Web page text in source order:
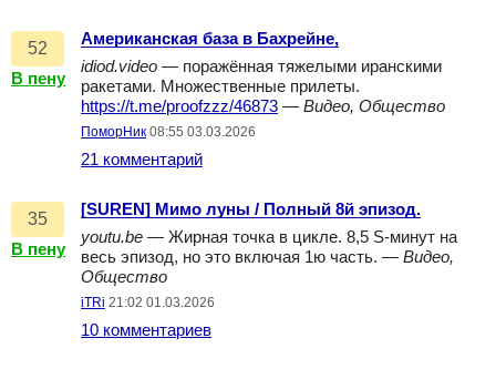
52
В пену
Американская база в Бахрейне,
idiod.video — поражённая тяжелыми иранскими
ракетами. Множественные прилеты.
https://t.me/proofzzz/46873 — Видео, Общество
ПоморНик 08:55 03.03.2026
21 комментарий
35
В пену
[SUREN] Мимо луны / Полный 8й эпизод.
youtu.be — Жирная точка в цикле. 8,5 S-минут на
весь эпизод, но это включая 1ю часть. — Видео,
Общество
iTRi 21:02 01.03.2026
10 комментариев